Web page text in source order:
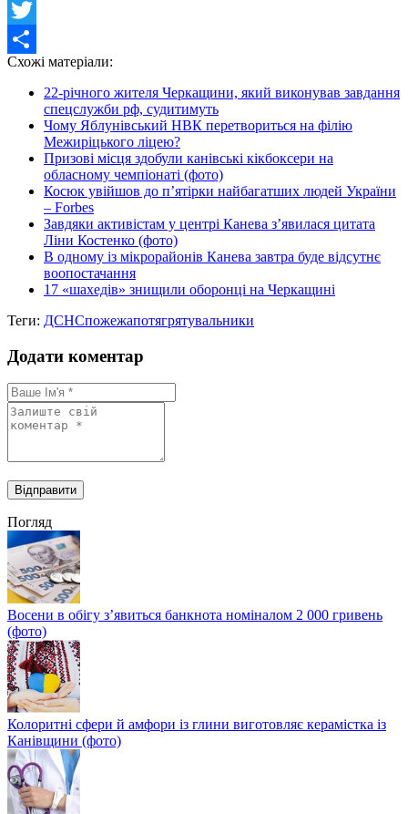
Facebook
Twitter
Share
Схожі матеріали:
22-річного жителя Черкащини, який виконував завдання
спецслужби рф, судитимуть
Чому Яблунівський НВК перетвориться на філію
Межиріцького ліцею?
Призові місця здобули канівські кікбоксери на
обласному чемпіонаті (фото)
Косюк увійшов до п’ятірки найбагатших людей України
– Forbes
Завдяки активістам у центрі Канева з’явилася цитата
Ліни Костенко (фото)
В одному із мікрорайонів Канева завтра буде відсутнє
воопостачання
17 «шахедів» знищили оборонці на Черкащині
Теги: ДСНСпожежапотягрятувальники
Додати коментар
Погляд
Восени в обігу з’явиться банкнота номіналом 2 000 гривень
(фото)
Колоритні сфери й амфори із глини виготовляє керамістка із
Канівщини (фото)